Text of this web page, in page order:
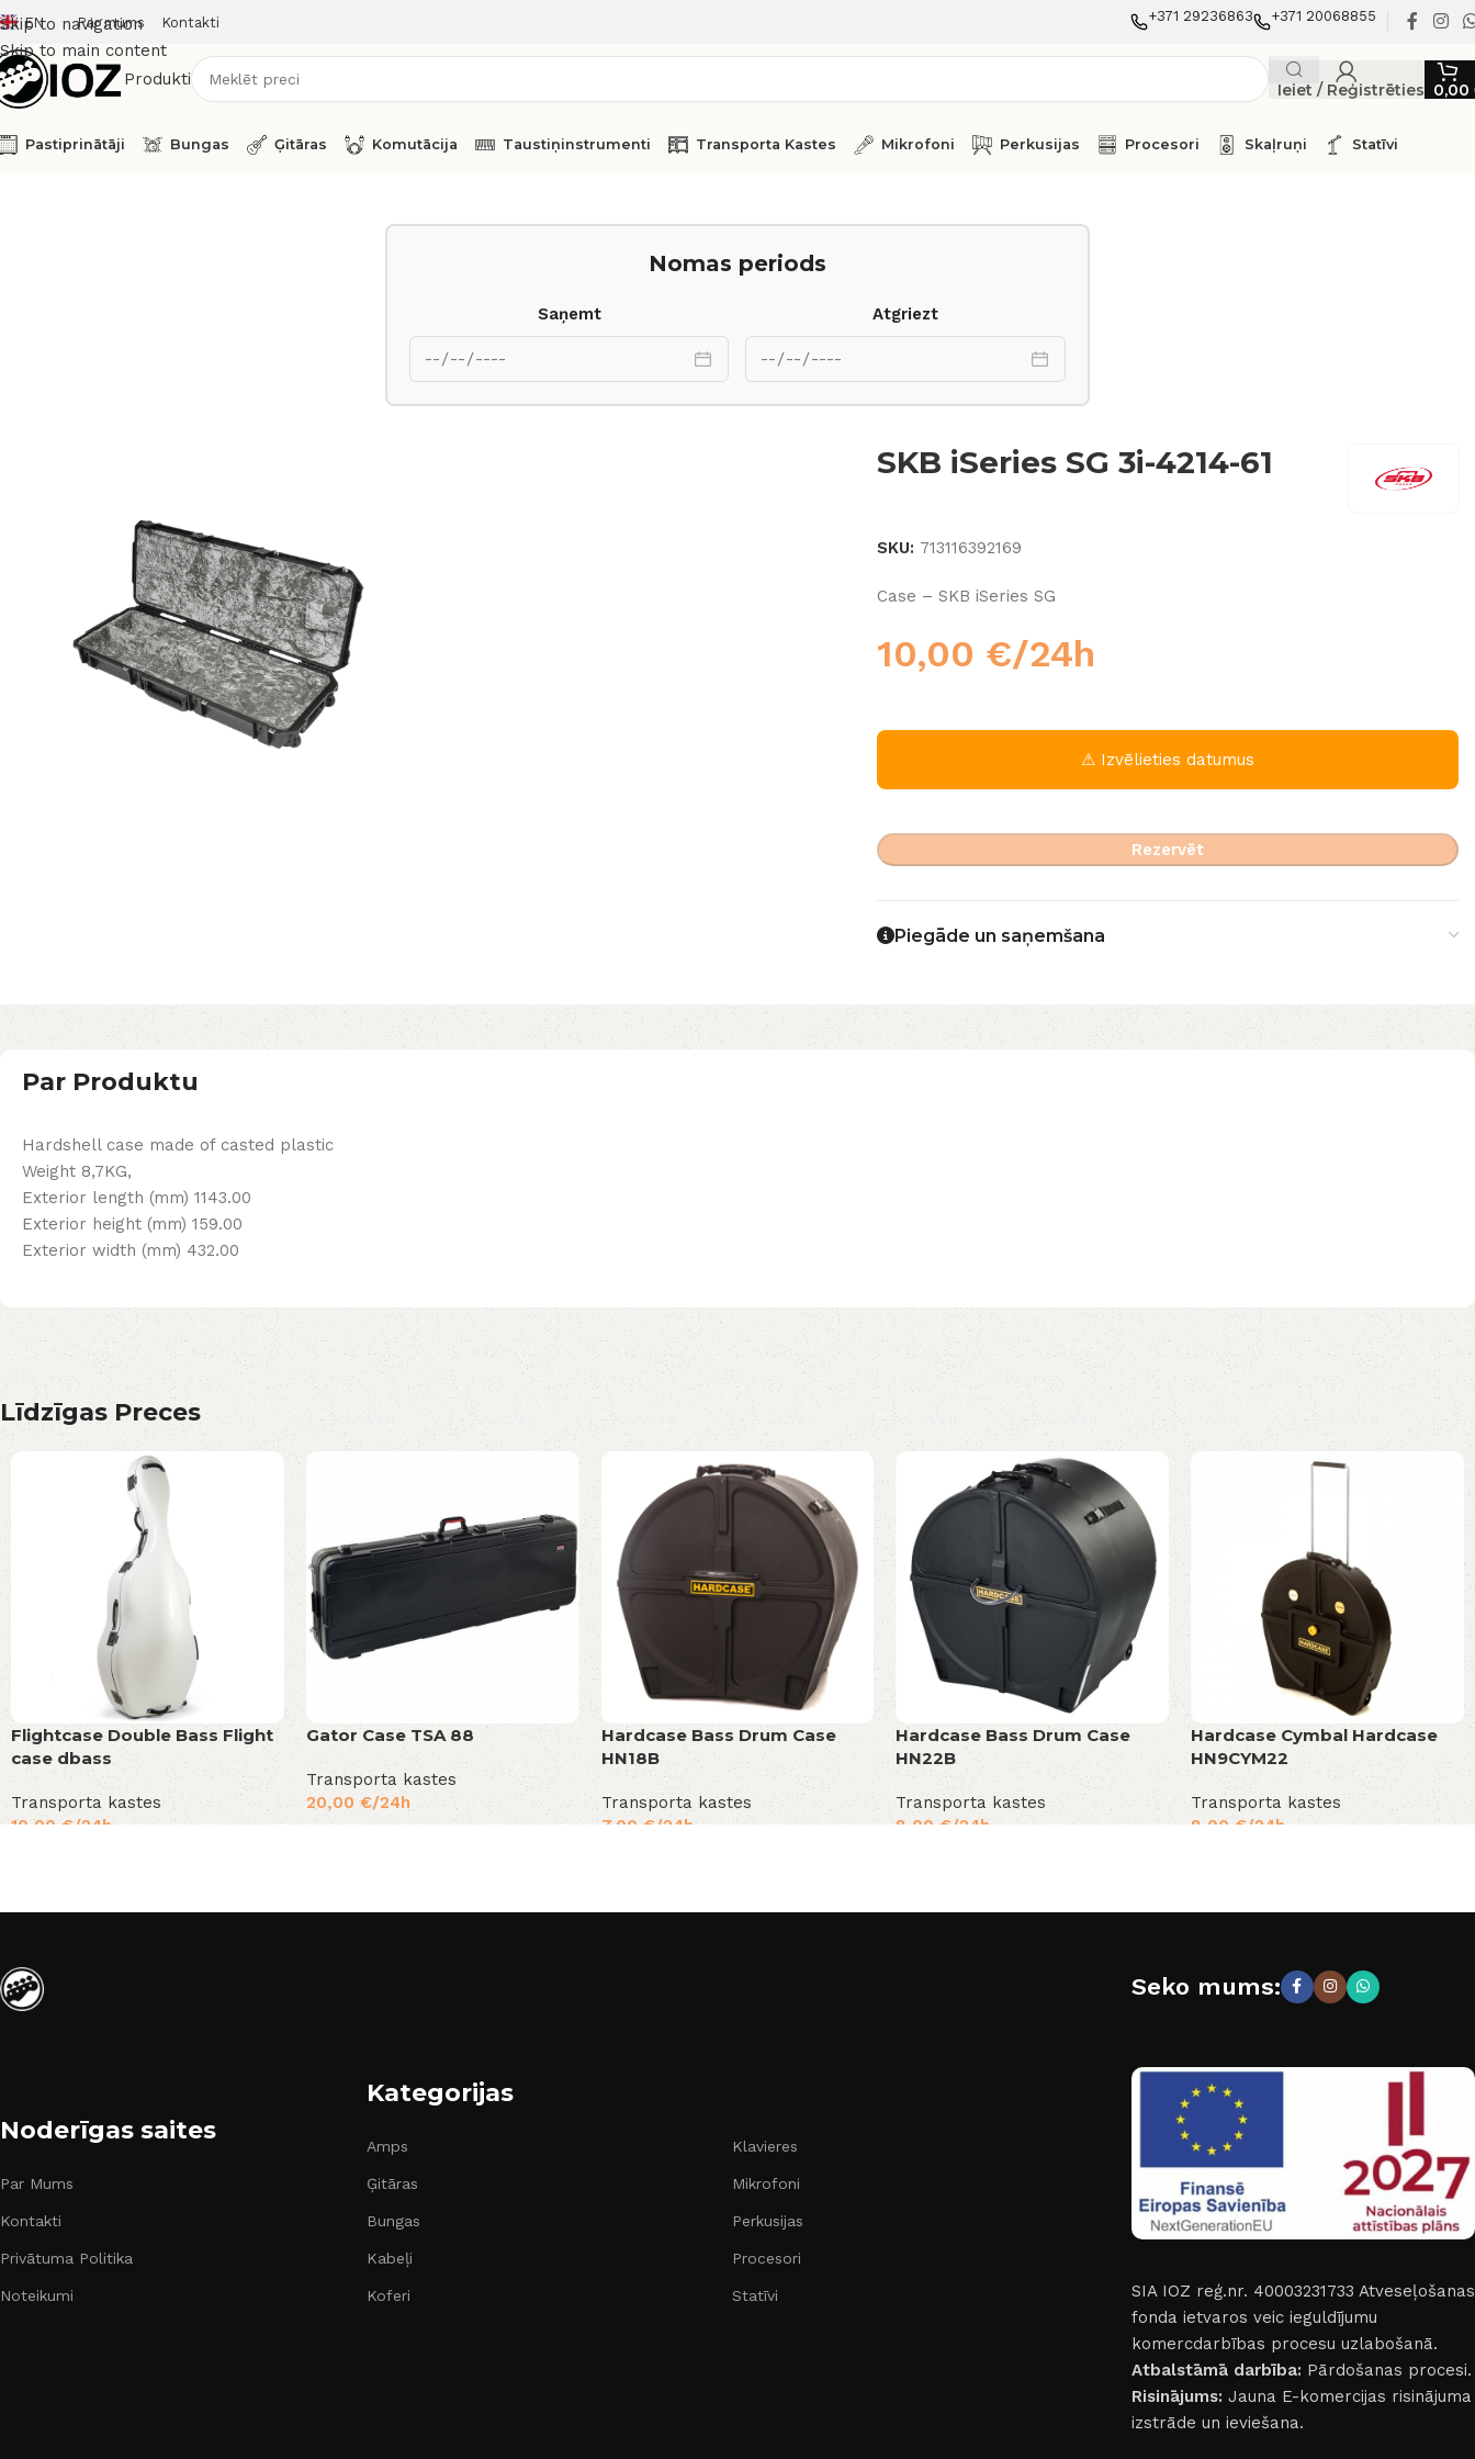
Skip to navigation
Skip to main content
EN Par mums Kontakti +371 29236863 +371 20068855
Produkti
Ieiet / Reģistrēties 0,00
Pastiprinātāji Bungas Ģitāras Komutācija Taustiņinstrumenti Transporta Kastes Mikrofoni Perkusijas Procesori Skaļruņi Statīvi
Nomas periods
Saņemt Atgriezt
SKB iSeries SG 3i-4214-61
SKU: 713116392169
Case – SKB iSeries SG
10,00 €/24h
⚠ Izvēlieties datumus
Rezervēt
Piegāde un saņemšana
Par Produktu
Hardshell case made of casted plastic
Weight 8,7KG,
Exterior length (mm) 1143.00
Exterior height (mm) 159.00
Exterior width (mm) 432.00
Līdzīgas Preces
Flightcase Double Bass Flight
case dbass
Transporta kastes
10,00 €/24h
Gator Case TSA 88
Transporta kastes
20,00 €/24h
Hardcase Bass Drum Case
HN18B
Transporta kastes
7,00 €/24h
Hardcase Bass Drum Case
HN22B
Transporta kastes
8,00€/24h
Hardcase Cymbal Hardcase
HN9CYM22
Transporta kastes
8,00€/24h
Noderīgas saites
Par Mums
Kontakti
Privātuma Politika
Noteikumi
Kategorijas
Amps
Ģitāras
Bungas
Kabeļi
Koferi
Klavieres
Mikrofoni
Perkusijas
Procesori
Statīvi
Seko mums:
SIA IOZ reģ.nr. 40003231733 Atveseļošanas
fonda ietvaros veic ieguldījumu
komercdarbības procesu uzlabošanā.
Atbalstāmā darbība: Pārdošanas procesi.
Risinājums: Jauna E-komercijas risinājuma
izstrāde un ieviešana.